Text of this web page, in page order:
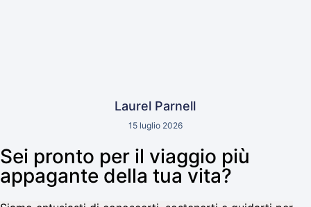
Laurel Parnell
15 luglio 2026
Sei pronto per il viaggio più
appagante della tua vita?